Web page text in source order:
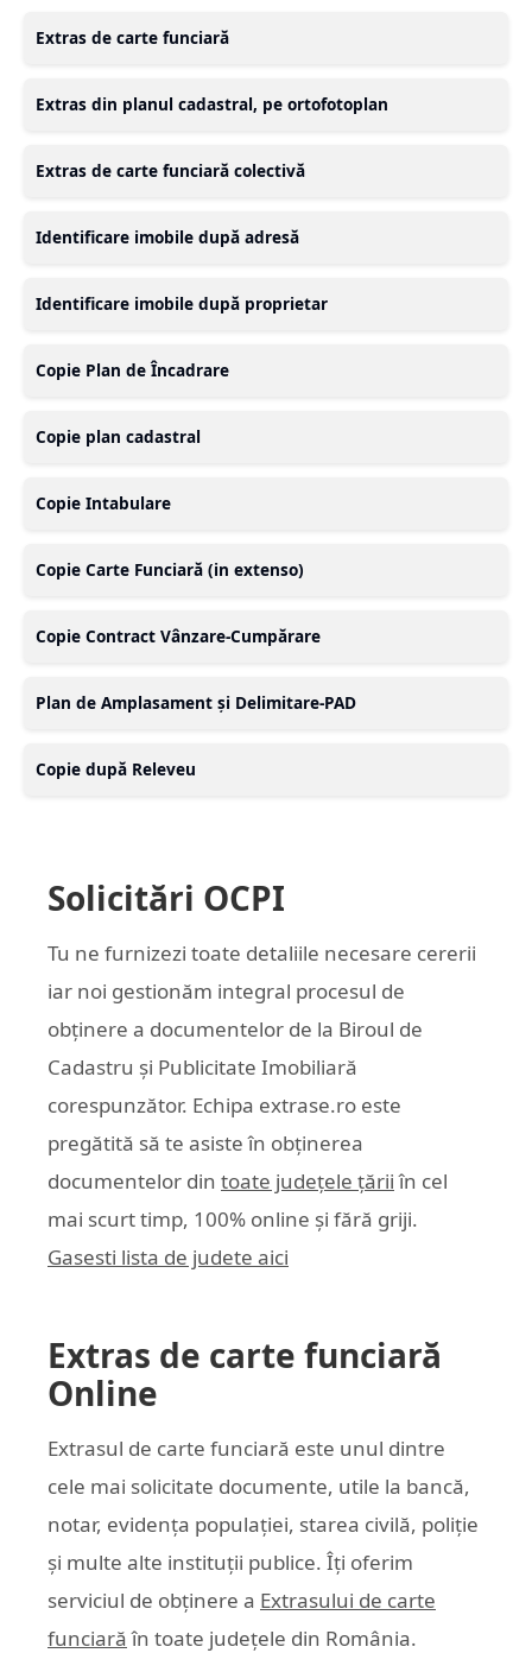
Extras de carte funciară
Extras din planul cadastral, pe ortofotoplan
Extras de carte funciară colectivă
Identificare imobile după adresă
Identificare imobile după proprietar
Copie Plan de Încadrare
Copie plan cadastral
Copie Intabulare
Copie Carte Funciară (in extenso)
Copie Contract Vânzare-Cumpărare
Plan de Amplasament și Delimitare-PAD
Copie după Releveu
Solicitări OCPI
Tu ne furnizezi toate detaliile necesare cererii
iar noi gestionăm integral procesul de
obținere a documentelor de la Biroul de
Cadastru și Publicitate Imobiliară
corespunzător. Echipa extrase.ro este
pregătită să te asiste în obținerea
documentelor din toate județele țării în cel
mai scurt timp, 100% online și fără griji.
Gasesti lista de judete aici
Extras de carte funciară
Online
Extrasul de carte funciară este unul dintre
cele mai solicitate documente, utile la bancă,
notar, evidența populației, starea civilă, poliție
și multe alte instituții publice. Îți oferim
serviciul de obținere a Extrasului de carte
funciară în toate județele din România.